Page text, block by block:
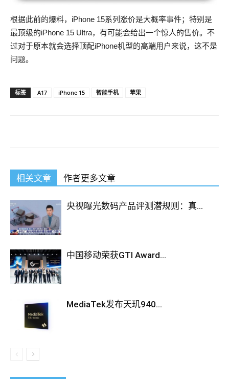
根据此前的爆料，iPhone 15系列涨价是大概率事件；特别是
最顶级的iPhone 15 Ultra，有可能会给出一个惊人的售价。不
过对于原本就会选择顶配iPhone机型的高端用户来说，这不是
问题。
标签 A17 iPhone 15 智能手机 苹果
相关文章 作者更多文章
央视曝光数码产品评测潜规则：真...
中国移动荣获GTI Award...
MediaTek发布天玑940...